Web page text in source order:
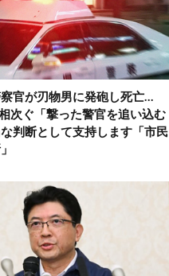
官が刃物男に発砲し死亡…
次ぐ「撃った警官を追い込む
判断として支持します「市民